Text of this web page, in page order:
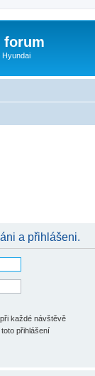
forum
a přihlášeni.
každé návštěvě
přihlášení